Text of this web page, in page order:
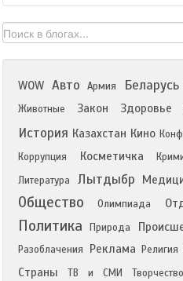
WOW Авто Армия Беларусь
Животные
Закон Здоровье
История Казахстан Кино
Коррупция Косметичка
Литература Лытдыбр
Общество Олимпиада
Политика Природа
Разоблачения
Реклама Религия
Страны
ТВ и СМИ Творчество